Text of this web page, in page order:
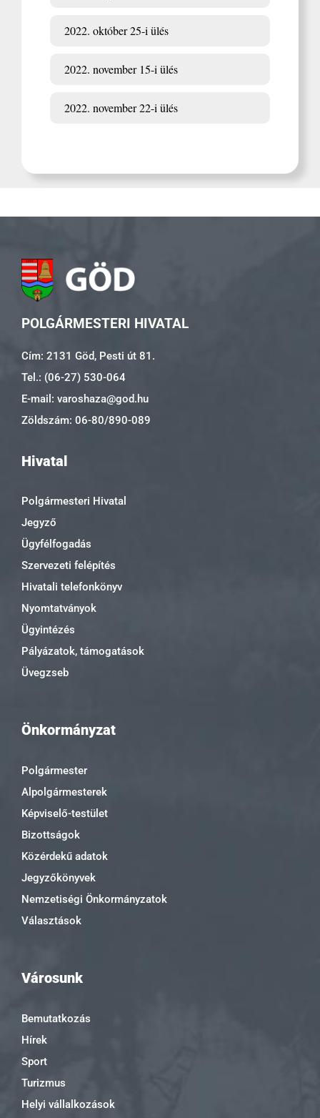
2022. október 25-i ülés
2022. november 15-i ülés
2022. november 22-i ülés
POLGÁRMESTERI HIVATAL
Cím: 2131 Göd, Pesti út 81.
Tel.: (06-27) 530-064
E-mail: varoshaza@god.hu
Zöldszám: 06-80/890-089
Hivatal
Polgármesteri Hivatal
Jegyző
Ügyfélfogadás
Szervezeti felépítés
Hivatali telefonkönyv
Nyomtatványok
Ügyintézés
Pályázatok, támogatások
Üvegzseb
Önkormányzat
Polgármester
Alpolgármesterek
Képviselő-testület
Bizottságok
Közérdekű adatok
Jegyzőkönyvek
Nemzetiségi Önkormányzatok
Választások
Városunk
Bemutatkozás
Hírek
Sport
Turizmus
Helyi vállalkozások